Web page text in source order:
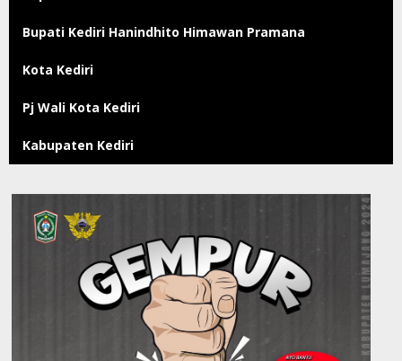
Bupati Kediri Hanindhito Himawan Pramana
Kota Kediri
Pj Wali Kota Kediri
Kabupaten Kediri